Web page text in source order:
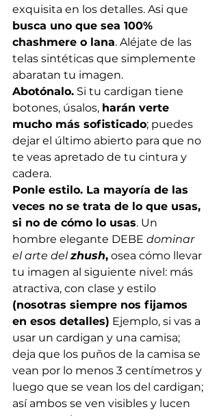
exquisita en los detalles. Asi que
busca uno que sea 100%
chashmere o lana. Aléjate de las
telas sintéticas que simplemente
abaratan tu imagen.
Abotónalo. Si tu cardigan tiene
botones, úsalos, harán verte
mucho más sofisticado; puedes
dejar el último abierto para que no
te veas apretado de tu cintura y
cadera.
Ponle estilo. La mayoría de las
veces no se trata de lo que usas,
si no de cómo lo usas. Un
hombre elegante DEBE dominar
el arte del zhush, osea cómo llevar
tu imagen al siguiente nivel: más
atractiva, con clase y estilo
(nosotras siempre nos fijamos
en esos detalles) Ejemplo, si vas a
usar un cardigan y una camisa;
deja que los puños de la camisa se
vean por lo menos 3 centímetros y
luego que se vean los del cardigan;
así ambos se ven visibles y lucen